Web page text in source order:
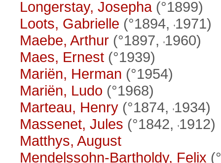
Longerstay, Josepha(°1899)
Loots, Gabrielle (°1894, 1971)
Maebe, Arthur (°1897, 1960)
Maes, Ernest (°1939)
Mariën, Herman (°1954)
Mariën, Ludo (°1968)
Marteau, Henry (°1874, 1934)
Massenet, Jules (°1842, 1912)
Matthys, August
Mendelssohn-Bartholdy, Felix